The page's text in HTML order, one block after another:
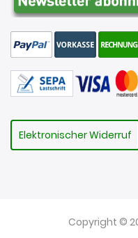
Elektronischer Widerruf
Copyright ©